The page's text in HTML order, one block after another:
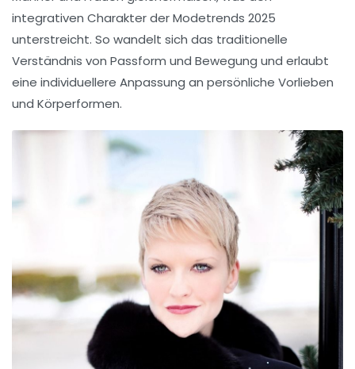
integrativen Charakter der Modetrends 2025
unterstreicht. So wandelt sich das traditionelle
Verständnis von Passform und Bewegung und erlaubt
eine individuellere Anpassung an persönliche Vorlieben
und Körperformen.